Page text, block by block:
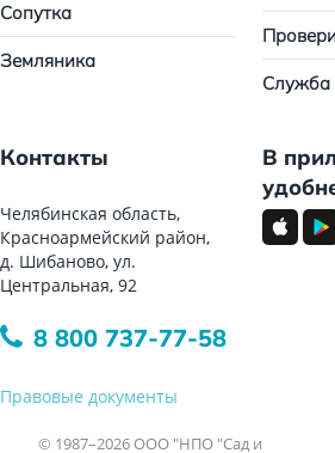
Сопутка
Земляника
Служба
Контакты
Челябинская область,
Красноармейский район,
д. Шибаново, ул.
Центральная, 92
8 800 737-77-58
Правовые документы
© 1987–2026 ООО "НПО "Сад и
В